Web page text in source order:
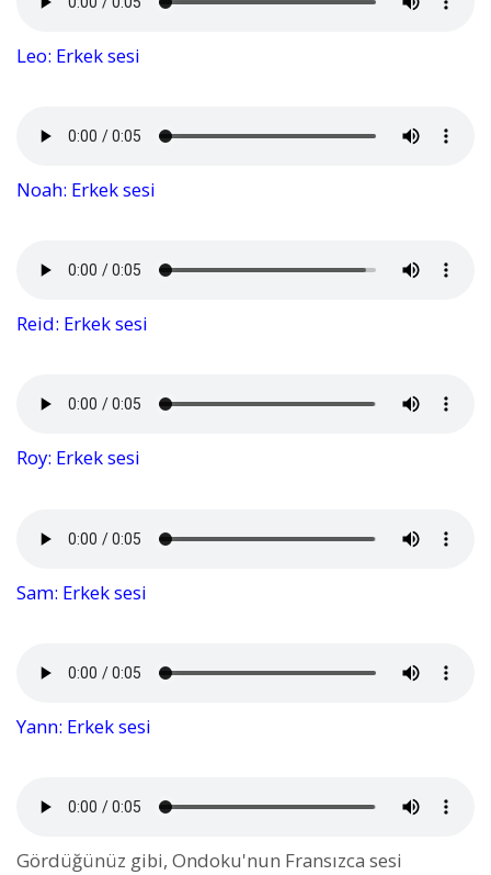
Leo: Erkek sesi
Noah: Erkek sesi
Reid: Erkek sesi
Roy: Erkek sesi
Sam: Erkek sesi
Yann: Erkek sesi
Gördüğünüz gibi, Ondoku'nun Fransızca sesi